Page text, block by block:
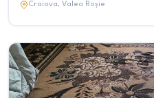
Craiova, Valea Roșie